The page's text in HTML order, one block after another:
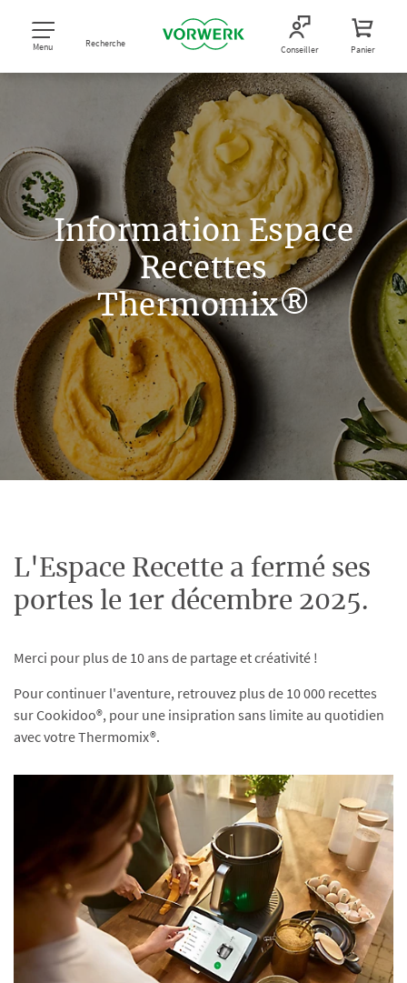
Menu Recherche Conseiller Panier
Information Espace
Recettes
Thermomix®
L'Espace Recette a fermé ses
portes le 1er décembre 2025.
Merci pour plus de 10 ans de partage et créativité !
Pour continuer l'aventure, retrouvez plus de 10 000 recettes
sur Cookidoo®, pour une insipration sans limite au quotidien
avec votre Thermomix®.